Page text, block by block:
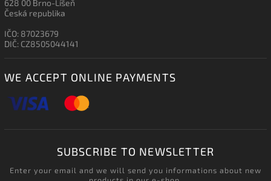
628 00 Brno-Líšeň
Česká republika
IČO: 87023679
DIČ: CZ8505044141
WE ACCEPT ONLINE PAYMENTS
SUBSCRIBE TO NEWSLETTER
Enter your email and we will send you informations about new